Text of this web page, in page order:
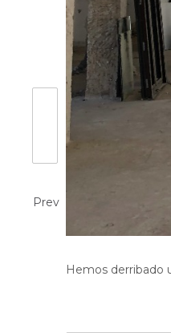
Prev
Hemos derribado